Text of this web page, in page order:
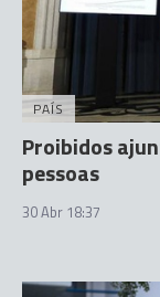
PAÍS
Proibidos
pessoas
30 Abr 18:37